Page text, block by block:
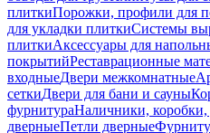
плиткиПорожки, профили для
для укладки плиткиСистемы
плиткиАксессуары для
покрытийРеставрационные
входныеДвери межкомнатные
сеткиДвери для бани и сауны
фурнитураНаличники,
дверныеПетли дверные